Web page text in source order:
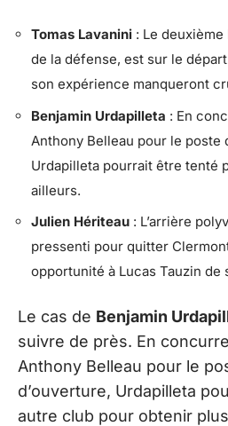
Tomas Lavanini : Le
de la défense, est sur le
son expérience manqueront
Benjamin Urdapilleta : En
Anthony Belleau pour le poste
Urdapilleta pourrait être tenté
ailleurs.
Julien Hériteau : L’arrière
pressenti pour quitter
opportunité à Lucas Tauzin de
Le cas de Benjamin
suivre de près. En
Anthony Belleau pour le
d’ouverture, Urdapilleta
autre club pour obtenir